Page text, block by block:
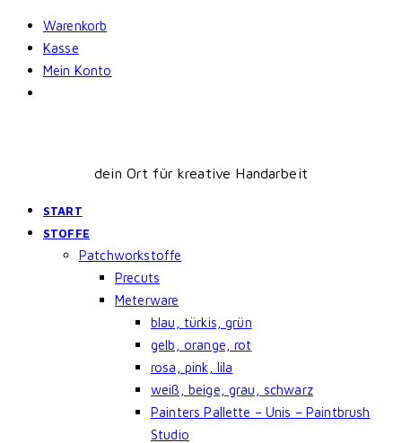
Skip
content
Warenkorb
Kasse
Mein Konto
dein Ort für kreative Handarbeit
START
STOFFE
Patchworkstoffe
Precuts
Meterware
blau, türkis, grün
gelb, orange, rot
rosa, pink, lila
weiß, beige, grau, schwarz
Painters Pallette – Unis – Paintbrush
Studio